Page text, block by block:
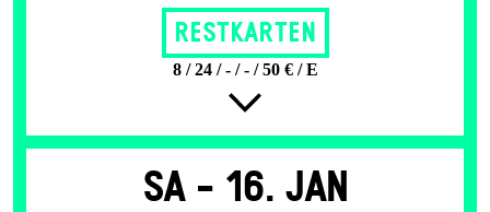
Restkarten
8 / 24 / - / - / 50 € / E
Sa - 16. Jan